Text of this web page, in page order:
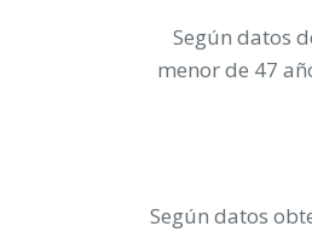
Según datos
menor de 47
Según datos